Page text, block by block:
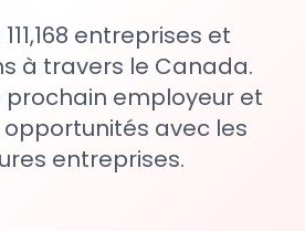
entreprises et
à travers le Canada.
prochain employeur et
opportunités avec les
entreprises.